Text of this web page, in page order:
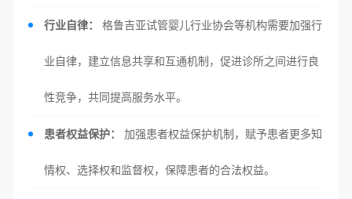
行业自律： 格鲁吉亚试管婴儿行业协会等机构需要加强行
业自律，建立信息共享和互通机制，促进诊所之间进行良
性竞争，共同提高服务水平。
患者权益保护： 加强患者权益保护机制，赋予患者更多知
情权、选择权和监督权，保障患者的合法权益。